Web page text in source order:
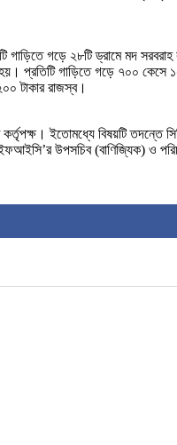
গড়ে ২৮টি ড্রামে মদ
প্রতিটি গাড়িতে গড়ে ৭০০ কেসে
টাকার রাজস্ব।
ইতোমধ্যে বিষয়টি তদন্তে
উপসচিব (বাণিজ্যিক)